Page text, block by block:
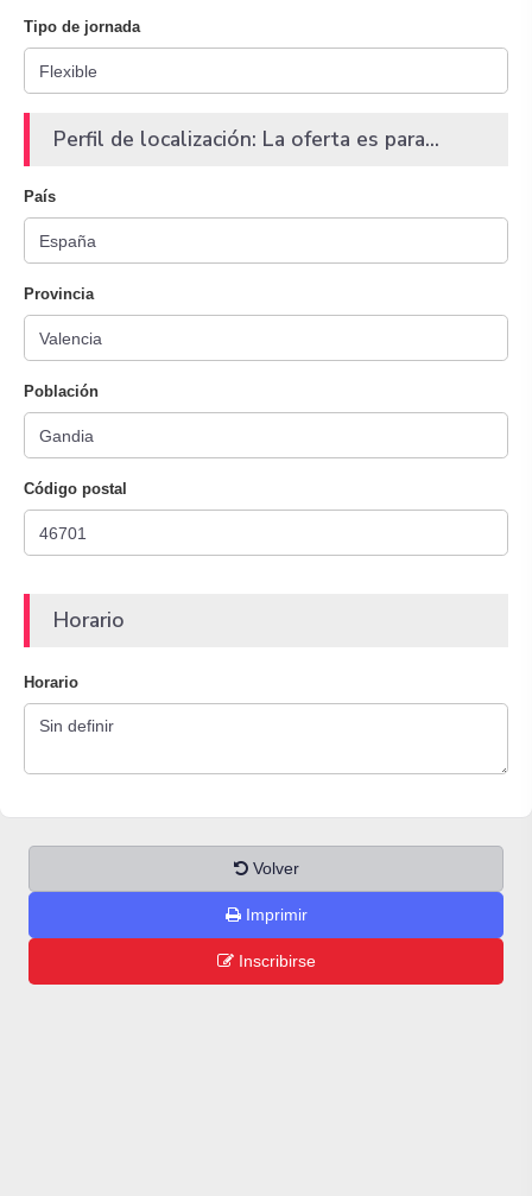
Tipo de jornada
Perfil de localización: La oferta es para...
País
Provincia
Población
Código postal
Horario
Horario
Volver
Imprimir
Inscribirse